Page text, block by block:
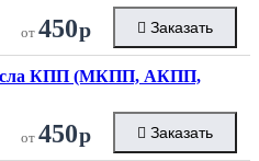
от 450р Заказать
КПП (МКПП, АКПП,
от 450р Заказать